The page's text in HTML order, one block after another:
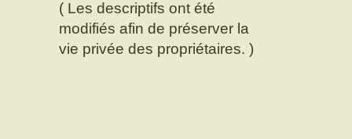
( Les descriptifs ont été
modifiés afin de préserver la
vie privée des propriétaires. )